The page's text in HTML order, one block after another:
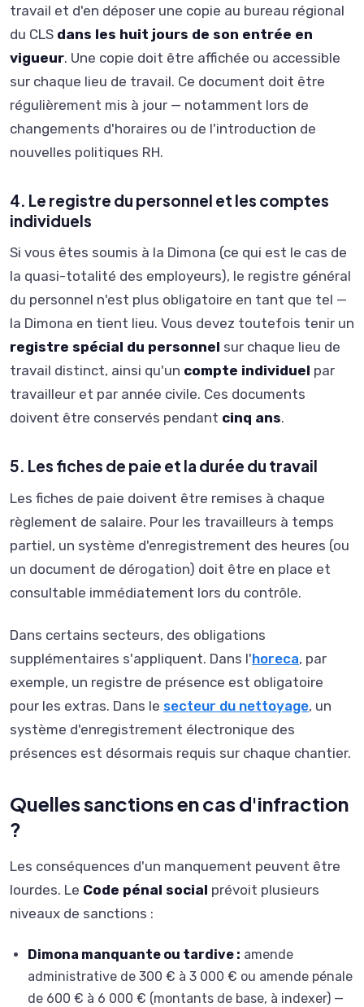
travail et d'en déposer une copie au bureau régional
du CLS dans les huit jours de son entrée en
vigueur. Une copie doit être affichée ou accessible
sur chaque lieu de travail. Ce document doit être
régulièrement mis à jour — notamment lors de
changements d'horaires ou de l'introduction de
nouvelles politiques RH.
4. Le registre du personnel et les comptes
individuels
Si vous êtes soumis à la Dimona (ce qui est le cas de
la quasi-totalité des employeurs), le registre général
du personnel n'est plus obligatoire en tant que tel —
la Dimona en tient lieu. Vous devez toutefois tenir un
registre spécial du personnel sur chaque lieu de
travail distinct, ainsi qu'un compte individuel par
travailleur et par année civile. Ces documents
doivent être conservés pendant cinq ans.
5. Les fiches de paie et la durée du travail
Les fiches de paie doivent être remises à chaque
règlement de salaire. Pour les travailleurs à temps
partiel, un système d'enregistrement des heures (ou
un document de dérogation) doit être en place et
consultable immédiatement lors du contrôle.
Dans certains secteurs, des obligations
supplémentaires s'appliquent. Dans l'horeca, par
exemple, un registre de présence est obligatoire
pour les extras. Dans le secteur du nettoyage, un
système d'enregistrement électronique des
présences est désormais requis sur chaque chantier.
Quelles sanctions en cas d'infraction
?
Les conséquences d'un manquement peuvent être
lourdes. Le Code pénal social prévoit plusieurs
niveaux de sanctions :
Dimona manquante ou tardive : amende
administrative de 300 € à 3 000 € ou amende pénale
de 600 € à 6 000 € (montants de base, à indexer) —